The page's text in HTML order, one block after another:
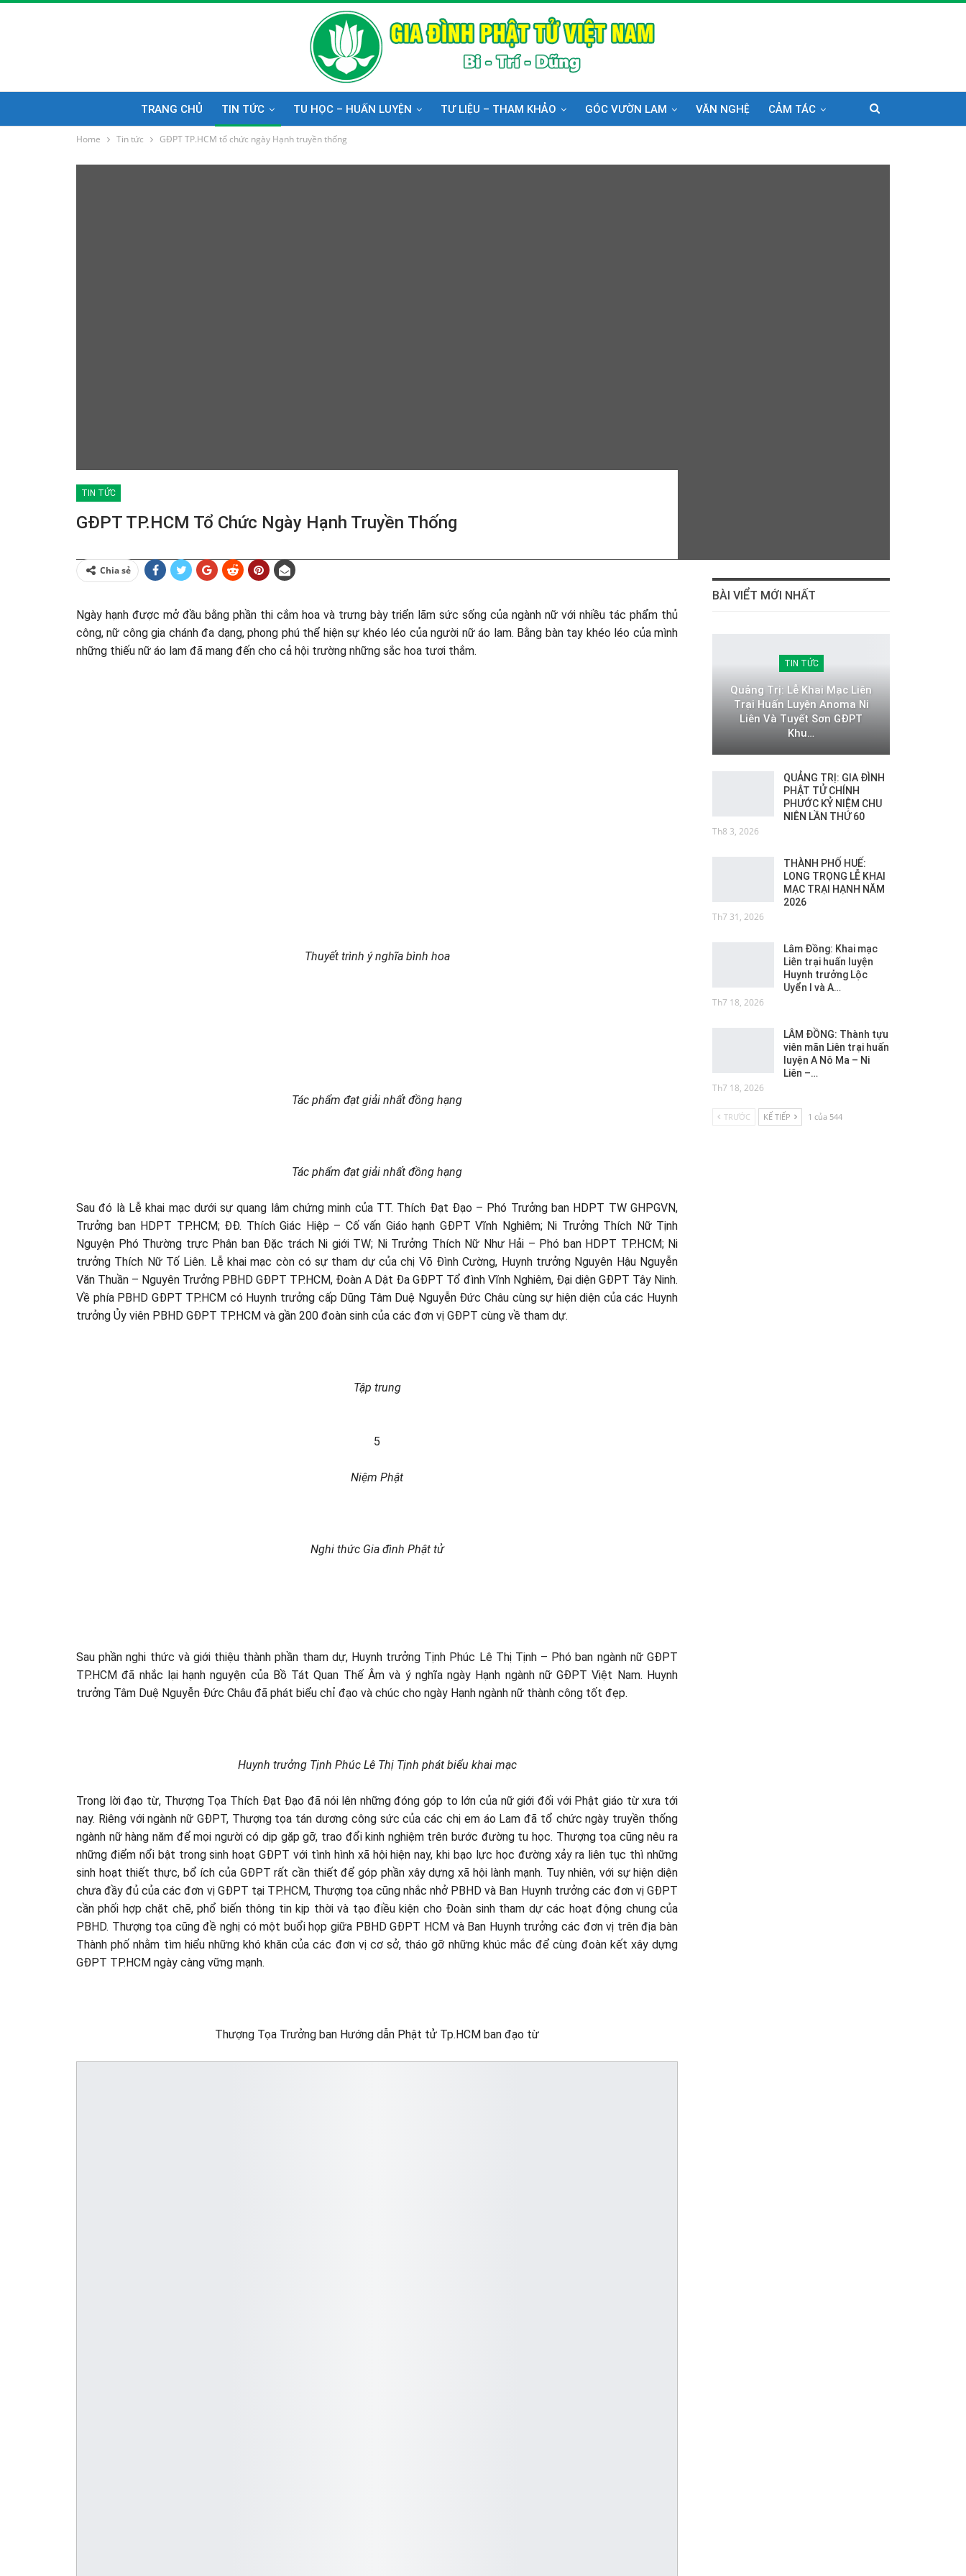
TRANG CHỦ TIN TỨC TU HỌC – HUẤN LUYỆN TƯ LIỆU – THAM KHẢO GÓC VƯỜN LAM VĂN NGHỆ CẢM TÁC
Home Tin tức GĐPT TP.HCM tổ chức ngày Hạnh truyền thống
TIN TỨC
GĐPT TP.HCM Tổ Chức Ngày Hạnh Truyền Thống
Chia sẻ
Ngày hạnh được mở đầu bằng phần thi cắm hoa và trưng bày triển lãm sức sống của ngành nữ với nhiều tác phẩm thủ
công, nữ công gia chánh đa dạng, phong phú thể hiện sự khéo léo của người nữ áo lam. Bằng bàn tay khéo léo của mình
những thiếu nữ áo lam đã mang đến cho cả hội trường những sắc hoa tươi thắm.
Thuyết trình ý nghĩa bình hoa
Tác phẩm đạt giải nhất đồng hạng
Tác phẩm đạt giải nhất đồng hạng
Sau đó là Lễ khai mạc dưới sự quang lâm chứng minh của TT. Thích Đạt Đạo – Phó Trưởng ban HDPT TW GHPGVN,
Trưởng ban HDPT TP.HCM; ĐĐ. Thích Giác Hiệp – Cố vấn Giáo hạnh GĐPT Vĩnh Nghiêm; Ni Trưởng Thích Nữ Tịnh
Nguyện Phó Thường trực Phân ban Đặc trách Ni giới TW; Ni Trưởng Thích Nữ Như Hải – Phó ban HDPT TP.HCM; Ni
trưởng Thích Nữ Tố Liên. Lễ khai mạc còn có sự tham dự của chị Võ Đình Cường, Huynh trưởng Nguyên Hậu Nguyễn
Văn Thuần – Nguyên Trưởng PBHD GĐPT TP.HCM, Đoàn A Dật Đa GĐPT Tổ đình Vĩnh Nghiêm, Đại diện GĐPT Tây Ninh.
Về phía PBHD GĐPT TP.HCM có Huynh trưởng cấp Dũng Tâm Duệ Nguyễn Đức Châu cùng sự hiện diện của các Huynh
trưởng Ủy viên PBHD GĐPT TP.HCM và gần 200 đoàn sinh của các đơn vị GĐPT cùng về tham dự.
Tập trung
5
Niệm Phật
Nghi thức Gia đình Phật tử
Sau phần nghi thức và giới thiệu thành phần tham dự, Huynh trưởng Tịnh Phúc Lê Thị Tịnh – Phó ban ngành nữ GĐPT
TP.HCM đã nhắc lại hạnh nguyện của Bồ Tát Quan Thế Âm và ý nghĩa ngày Hạnh ngành nữ GĐPT Việt Nam. Huynh
trưởng Tâm Duệ Nguyễn Đức Châu đã phát biểu chỉ đạo và chúc cho ngày Hạnh ngành nữ thành công tốt đẹp.
Huynh trưởng Tịnh Phúc Lê Thị Tịnh phát biểu khai mạc
Trong lời đạo từ, Thượng Tọa Thích Đạt Đạo đã nói lên những đóng góp to lớn của nữ giới đối với Phật giáo từ xưa tới
nay. Riêng với ngành nữ GĐPT, Thượng tọa tán dương công sức của các chị em áo Lam đã tổ chức ngày truyền thống
ngành nữ hàng năm để mọi người có dịp gặp gỡ, trao đổi kinh nghiệm trên bước đường tu học. Thượng tọa cũng nêu ra
những điểm nổi bật trong sinh hoạt GĐPT với tình hình xã hội hiện nay, khi bạo lực học đường xảy ra liên tục thì những
sinh hoạt thiết thực, bổ ích của GĐPT rất cần thiết để góp phần xây dựng xã hội lành mạnh. Tuy nhiên, với sự hiện diện
chưa đầy đủ của các đơn vị GĐPT tại TP.HCM, Thượng tọa cũng nhắc nhở PBHD và Ban Huynh trưởng các đơn vị GĐPT
cần phối hợp chặt chẽ, phổ biến thông tin kịp thời và tạo điều kiện cho Đoàn sinh tham dự các hoạt động chung của
PBHD. Thượng tọa cũng đề nghị có một buổi họp giữa PBHD GĐPT HCM và Ban Huynh trưởng các đơn vị trên địa bàn
Thành phố nhằm tìm hiểu những khó khăn của các đơn vị cơ sở, tháo gỡ những khúc mắc để cùng đoàn kết xây dựng
GĐPT TP.HCM ngày càng vững mạnh.
Thượng Tọa Trưởng ban Hướng dẫn Phật tử Tp.HCM ban đạo từ
BÀI VIỂT MỚI NHẤT
TIN TỨC
Quảng Trị: Lễ Khai Mạc Liên
Trại Huấn Luyện Anoma Ni
Liên Và Tuyết Sơn GĐPT
Khu…
QUẢNG TRỊ: GIA ĐÌNH
PHẬT TỬ CHÍNH
PHƯỚC KỶ NIỆM CHU
NIÊN LẦN THỨ 60
Th8 3, 2026
THÀNH PHỐ HUẾ:
LONG TRỌNG LỄ KHAI
MẠC TRẠI HẠNH NĂM
2026
Th7 31, 2026
Lâm Đồng: Khai mạc
Liên trại huấn luyện
Huynh trưởng Lộc
Uyển I và A…
Th7 18, 2026
LÂM ĐỒNG: Thành tựu
viên mãn Liên trại huấn
luyện A Nô Ma – Ni
Liên –…
Th7 18, 2026
TRƯỚC KẾ TIẾP 1 của 544